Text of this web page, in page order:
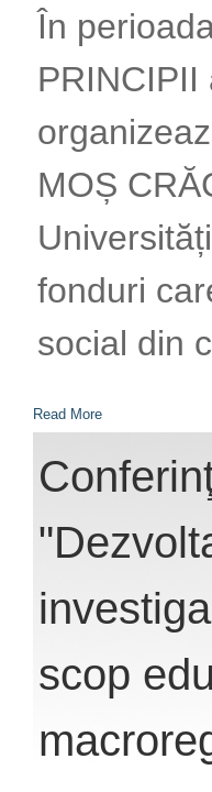
În
MOȘ
fonduri
social din
Read More
scop